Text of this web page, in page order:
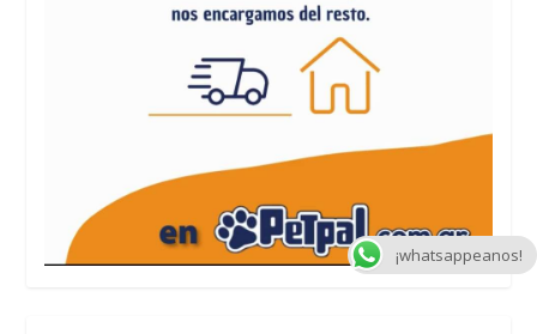
¡whatsappeanos!